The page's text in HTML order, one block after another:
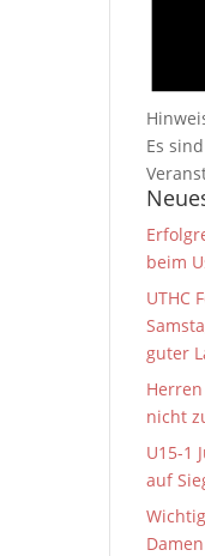
Es
beim
UTHC
guter
nicht
U15-1
auf